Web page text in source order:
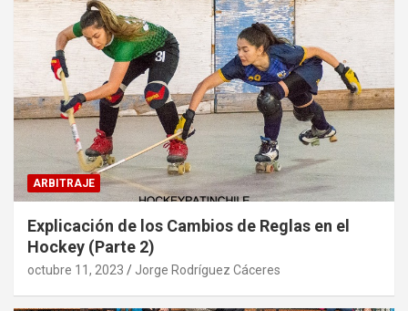
ARBITRAJE
Explicación de los Cambios de Reglas en el
Hockey (Parte 2)
octubre 11, 2023 Jorge Rodríguez Cáceres